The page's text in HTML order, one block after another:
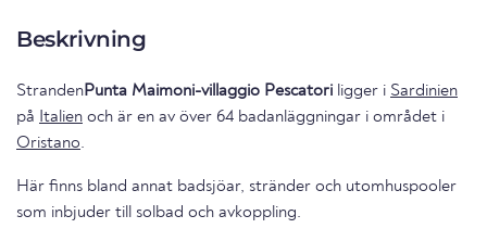
Beskrivning
StrandenPunta Maimoni-villaggio Pescatori ligger i Sardinien
på Italien och är en av över 64 badanläggningar i området i
Oristano.
Här finns bland annat badsjöar, stränder och utomhuspooler
som inbjuder till solbad och avkoppling.